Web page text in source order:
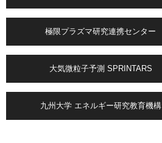
極限プラズマ研究連携センター
大気微粒子予測 SPRINTARS
九州大学 エネルギー研究教育機構